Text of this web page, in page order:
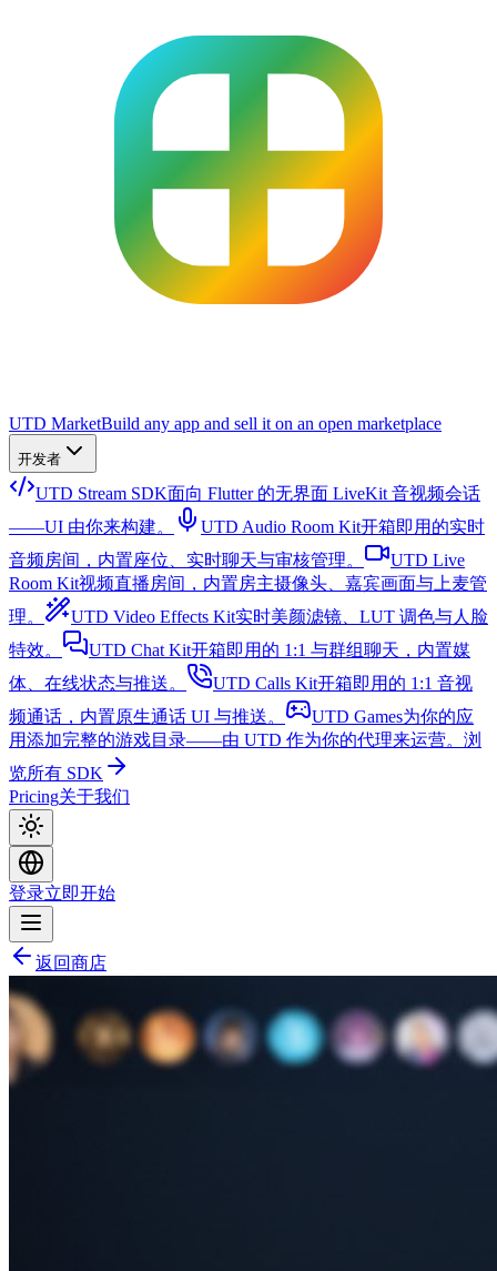
UTD MarketBuild any app and sell it on an open marketplace
开发者
UTD Stream SDK面向 Flutter 的无界面 LiveKit 音视频会话
——UI 由你来构建。
UTD Audio Room Kit开箱即用的实时
音频房间，内置座位、实时聊天与审核管理。
UTD Live
Room Kit视频直播房间，内置房主摄像头、嘉宾画面与上麦管
理。
UTD Video Effects Kit实时美颜滤镜、LUT 调色与人脸
特效。
UTD Chat Kit开箱即用的 1:1 与群组聊天，内置媒
体、在线状态与推送。
UTD Calls Kit开箱即用的 1:1 音视
频通话，内置原生通话 UI 与推送。
UTD Games为你的应
用添加完整的游戏目录——由 UTD 作为你的代理来运营。 浏
览所有 SDK
Pricing关于我们
登录立即开始
返回商店